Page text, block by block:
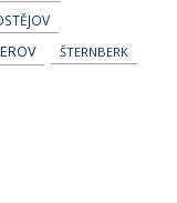
ŠTERNBERK